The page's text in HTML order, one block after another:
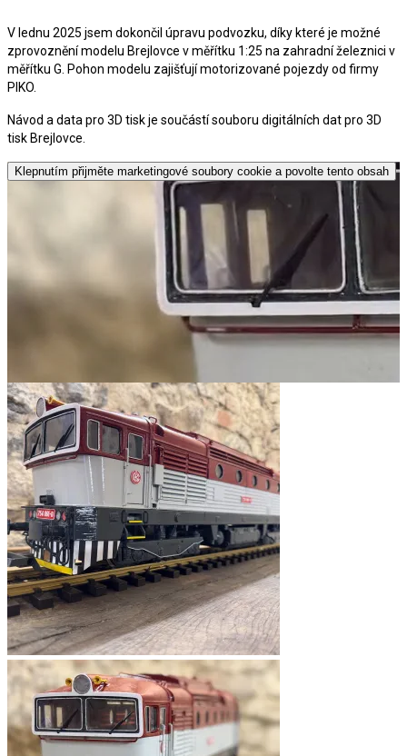
V lednu 2025 jsem dokončil úpravu podvozku, díky které je možné
zprovoznění modelu Brejlovce v měřítku 1:25 na zahradní železnici v
měřítku G. Pohon modelu zajišťují motorizované pojezdy od firmy
PIKO.
Návod a data pro 3D tisk je součástí souboru digitálních dat pro 3D
tisk Brejlovce.
Klepnutím přijměte marketingové soubory cookie a povolte tento obsah